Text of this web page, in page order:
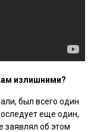
излишними?
был всего один
еще один,
заявлял об этом